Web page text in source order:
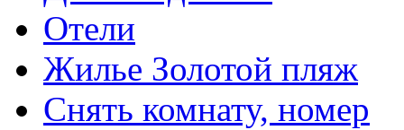
Отели
Жилье Золотой пляж
Снять комнату, номер